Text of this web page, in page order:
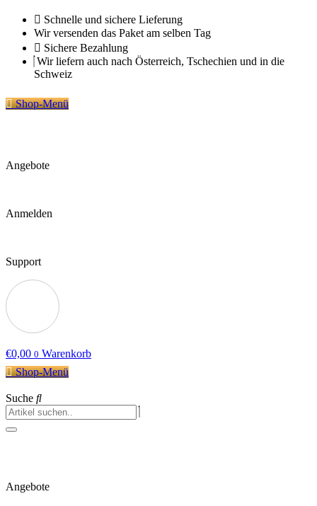
Zum
Inhalt
springen
Schnelle und sichere Lieferung
Wir versenden das Paket am selben Tag
Sichere Bezahlung
Wir liefern auch nach Österreich, Tschechien und in die
Schweiz
Shop-Menü
Angebote
Anmelden
Support
€0,00 0 Warenkorb
Shop-Menü
Suche
Angebote